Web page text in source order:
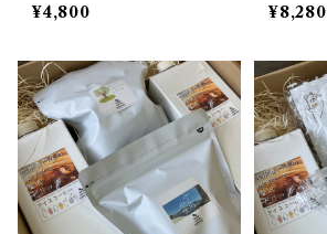
¥4,800
¥8,280